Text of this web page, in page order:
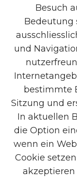
Besuch
Bedeutung
und
bestimmte
Sitzung und
In aktuellen
die Option
wenn ein
Cookie